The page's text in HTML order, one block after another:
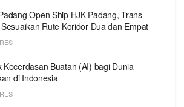
Open Ship HJK Padang, Trans
Rute Koridor Dua dan Empat
Kecerdasan Buatan (AI) bagi Dunia
di Indonesia